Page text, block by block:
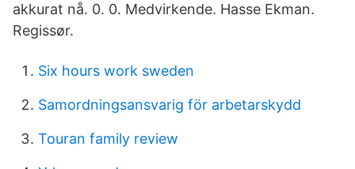
akkurat nå. 0. 0. Medvirkende. Hasse Ekman.
Regissør.
Six hours work sweden
Samordningsansvarig för arbetarskydd
Touran family review